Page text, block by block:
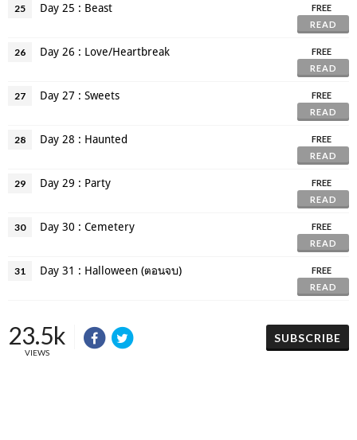
25 Day 25 : Beast
FREE
READ
26 Day 26 : Love/Heartbreak
FREE
READ
27 Day 27 : Sweets
FREE
READ
28 Day 28 : Haunted
FREE
READ
29 Day 29 : Party
FREE
READ
30 Day 30 : Cemetery
FREE
READ
31 Day 31 : Halloween (ตอนจบ)
FREE
READ
23.5k
VIEWS
SUBSCRIBE